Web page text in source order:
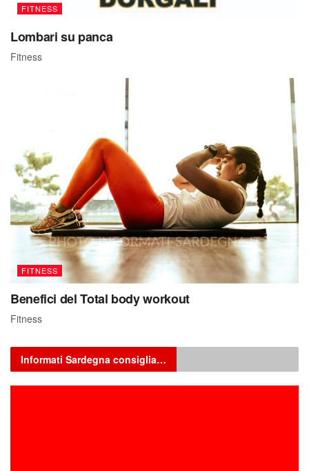
FITNESS
Lombari su panca
Fitness
FITNESS
Benefici del Total body workout
Fitness
Informati Sardegna consiglia…